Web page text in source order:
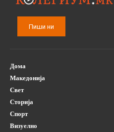
Пиши ни
Дома
Македонија
Свет
Сторија
Спорт
Визуелно